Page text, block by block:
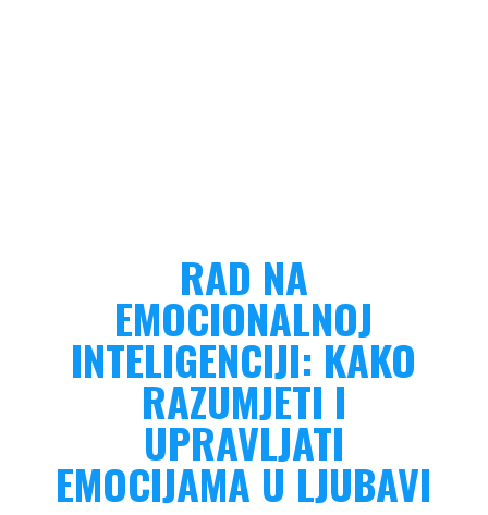
RAD NA
EMOCIONALNOJ
INTELIGENCIJI: KAKO
RAZUMJETI I
UPRAVLJATI
EMOCIJAMA U LJUBAVI